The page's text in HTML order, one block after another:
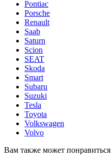
Pontiac
Porsche
Renault
Saab
Saturn
Scion
SEAT
Skoda
Smart
Subaru
Suzuki
Tesla
Toyota
Volkswagen
Volvo
Вам также может понравиться